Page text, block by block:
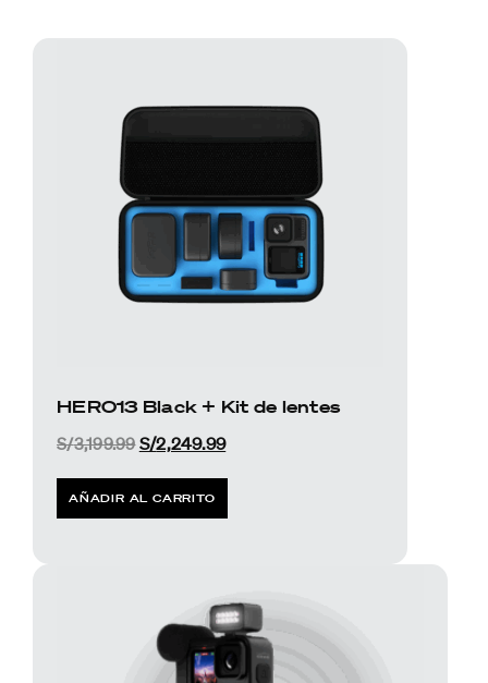
HERO13 Black + Kit de lentes
S/3,199.99S/2,249.99
AÑADIR AL CARRITO